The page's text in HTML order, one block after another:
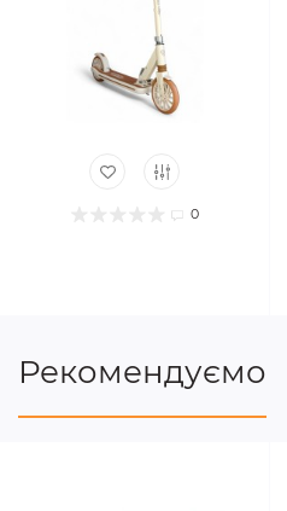
0
Рекомендуємо